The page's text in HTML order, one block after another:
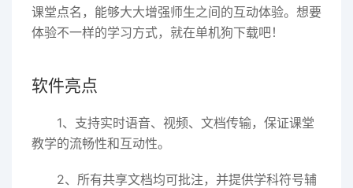
课堂点名，能够大大增强师生之间的互动体验。想要
体验不一样的学习方式，就在单机狗下载吧！
软件亮点
1、支持实时语音、视频、文档传输，保证课堂
教学的流畅性和互动性。
2、所有共享文档均可批注，并提供学科符号辅